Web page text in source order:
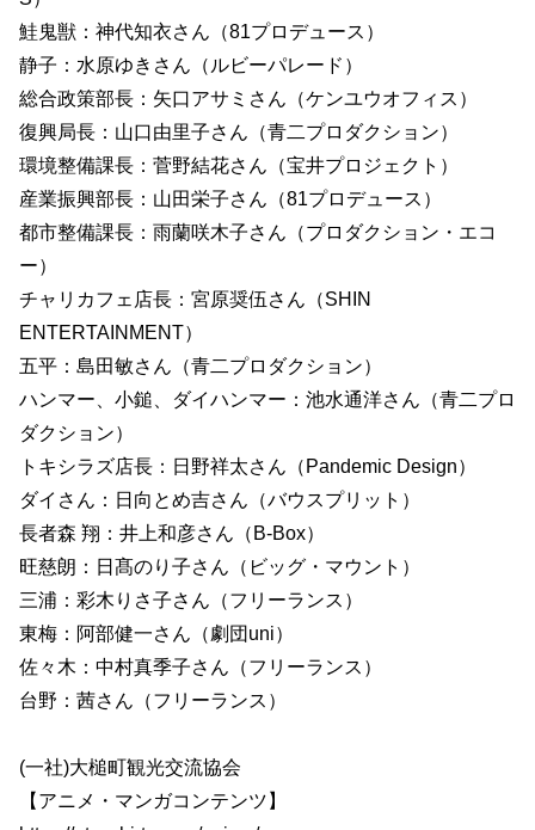
鮭鬼獣：神代知衣さん（81プロデュース）
静子：水原ゆきさん（ルビーパレード）
総合政策部長：矢口アサミさん（ケンユウオフィス）
復興局長：山口由里子さん（青二プロダクション）
環境整備課長：菅野結花さん（宝井プロジェクト）
産業振興部長：山田栄子さん（81プロデュース）
都市整備課長：雨蘭咲木子さん（プロダクション・エコ
ー）
チャリカフェ店長：宮原奨伍さん（SHIN
ENTERTAINMENT）
五平：島田敏さん（青二プロダクション）
ハンマー、小鎚、ダイハンマー：池水通洋さん（青二プロ
ダクション）
トキシラズ店長：日野祥太さん（Pandemic Design）
ダイさん：日向とめ吉さん（バウスプリット）
長者森 翔：井上和彦さん（B-Box）
旺慈朗：日髙のり子さん（ビッグ・マウント）
三浦：彩木りさ子さん（フリーランス）
東梅：阿部健一さん（劇団uni）
佐々木：中村真季子さん（フリーランス）
台野：茜さん（フリーランス）
(一社)大槌町観光交流協会
【アニメ・マンガコンテンツ】